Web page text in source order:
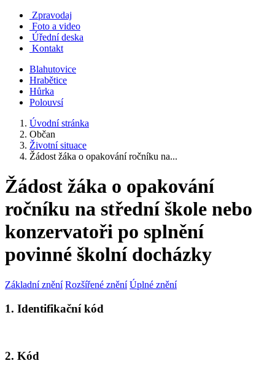
Zpravodaj
Foto a video
Úřední deska
Kontakt
Blahutovice
Hrabětice
Hůrka
Polouvsí
Úvodní stránka
Občan
Životní situace
Žádost žáka o opakování ročníku na...
Žádost žáka o opakování
ročníku na střední škole nebo
konzervatoři po splnění
povinné školní docházky
Základní znění Rozšířené znění Úplné znění
1. Identifikační kód
2. Kód